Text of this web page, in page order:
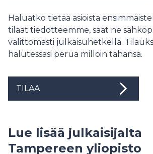
Haluatko tietää asioista
tilaat tiedotteemme, saat ne
välittömästi julkaisuhetkellä.
halutessasi perua milloin tahansa.
TILAA
Lue lisää julkaisijalta
Tampereen yliopisto